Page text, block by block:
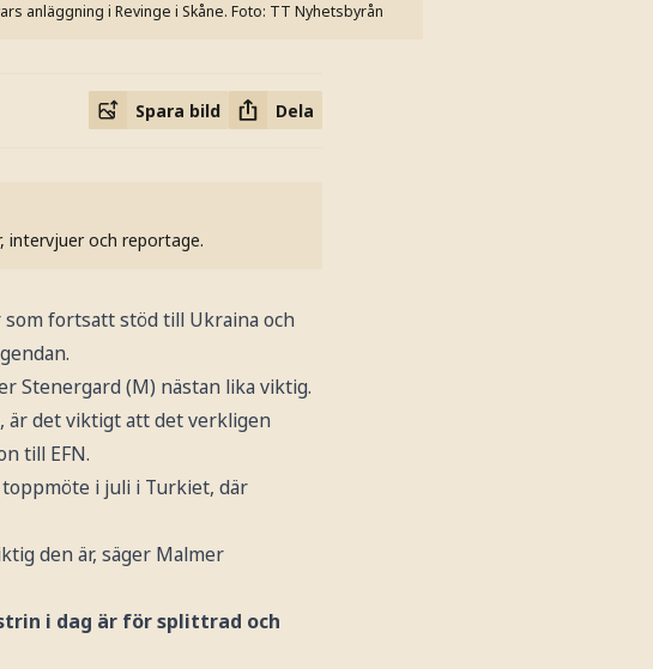
anläggning i Revinge i Skåne. Foto: TT Nyhetsbyrån
Spara bild Dela
intervjuer och reportage.
fortsatt stöd till Ukraina och
Stenergard (M) nästan lika viktig.
det viktigt att det verkligen
till EFN.
i juli i Turkiet, där
den är, säger Malmer
i dag är för splittrad och